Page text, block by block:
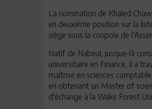
La nomination de Khaled
en deuxième position sur la
siège sous la coupole de
Natif de Nabeul, jusque-là
universitaire en Finance, il a
maîtrise en sciences
en obtenant un Master of
d'échange à la Wake Forest